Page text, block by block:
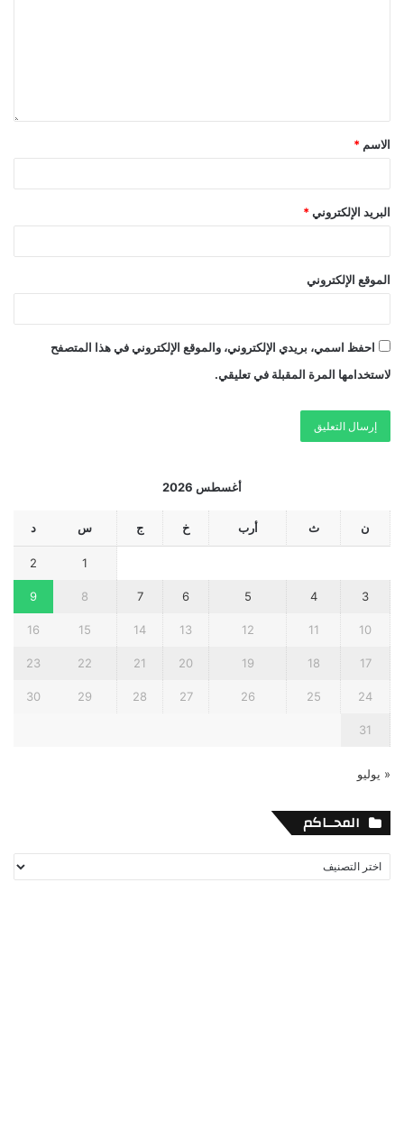
الاسم *
البريد الإلكتروني *
الموقع الإلكتروني
احفظ اسمي، بريدي الإلكتروني، والموقع الإلكتروني في هذا المتصفح
لاستخدامها المرة المقبلة في تعليقي.
أغسطس 2026
ن ث أرب خ ج س د
1
2
3
4
5
6
7
8
9
10
11
12
13
14
15
16
17
18
19
20
21
22
23
24
25
26
27
28
29
30
31
« يوليو
المحــاكم
المحــاكم